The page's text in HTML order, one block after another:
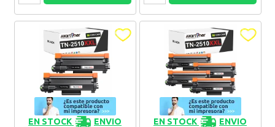
Mercedes 20. 03. 2025
El producto parece bueno. Esperemos que cumpla con el
número de copias que dice que hace.
Recomendaría su compra:
EN STOCK
ENVIO
EN STOCK
ENVIO